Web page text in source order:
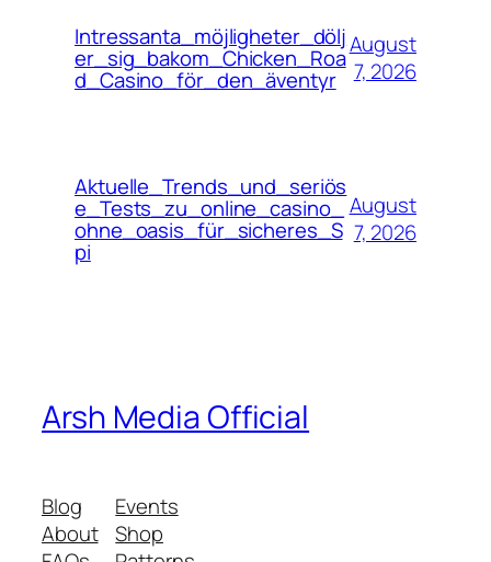
Intressanta_möjligheter_dölj
er_sig_bakom_Chicken_Roa
d_Casino_för_den_äventyr
August
7, 2026
Aktuelle_Trends_und_seriös
e_Tests_zu_online_casino_
ohne_oasis_für_sicheres_S
pi
August
7, 2026
Arsh Media Official
Blog
About
Events
Shop